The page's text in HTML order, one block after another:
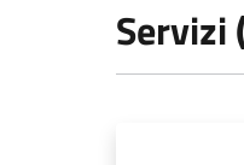
Servizi